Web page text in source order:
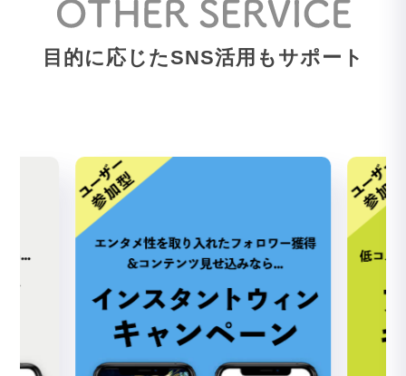
目的に応じたSNS活用もサポート